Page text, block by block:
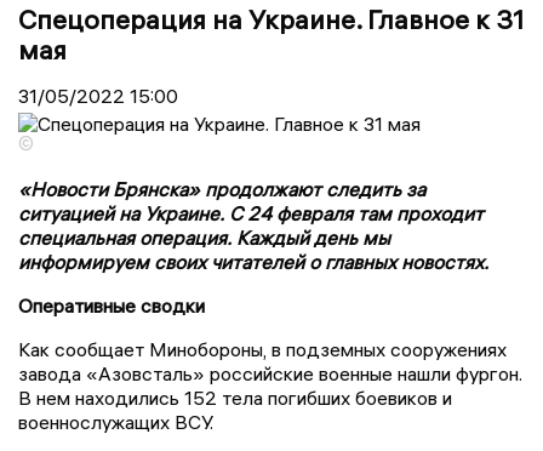
Спецоперация на Украине. Главное к 31
мая
31/05/2022 15:00
©
«Новости Брянска» продолжают следить за
ситуацией на Украине. С 24 февраля там проходит
специальная операция. Каждый день мы
информируем своих читателей о главных новостях.
Оперативные сводки
Как сообщает Минобороны, в подземных сооружениях
завода «Азовсталь» российские военные нашли фургон.
В нем находились 152 тела погибших боевиков и
военнослужащих ВСУ.